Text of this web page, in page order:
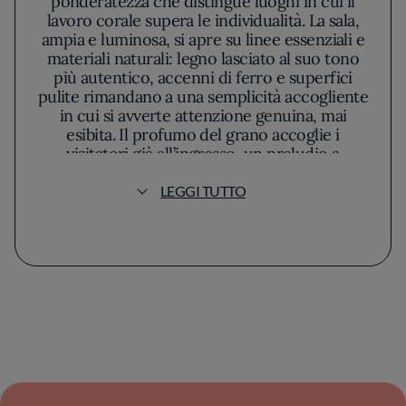
lavoro corale supera le individualità. La sala,
ampia e luminosa, si apre su linee essenziali e
materiali naturali: legno lasciato al suo tono
più autentico, accenni di ferro e superfici
pulite rimandano a una semplicità accogliente
in cui si avverte attenzione genuina, mai
esibita. Il profumo del grano accoglie i
visitatori già all’ingresso, un preludio a
nell’Emilia-Romagna più vera.
si basa sulla valorizzazione delle materie
selezionate con scrupolo. Non si rincorrono
LEGGI TUTTO